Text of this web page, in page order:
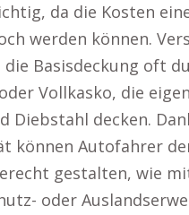
da die Kosten
werden können.
die Basisdeckung oft
Vollkasko, die
Diebstahl decken.
können Autofahrer
gestalten, wie
oder